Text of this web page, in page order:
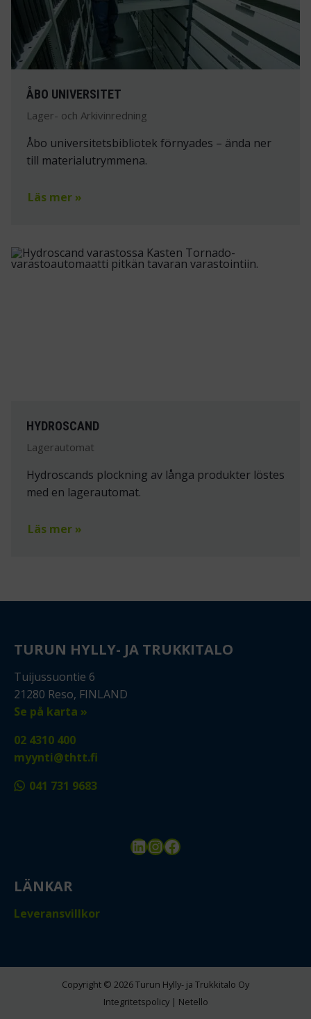
ÅBO UNIVERSITET
Lager- och Arkivinredning
Åbo universitetsbibliotek förnyades – ända ner
till materialutrymmena.
Läs mer »
HYDROSCAND
Lagerautomat
Hydroscands plockning av långa produkter löstes
med en lagerautomat.
Läs mer »
TURUN HYLLY- JA TRUKKITALO
Tuijussuontie 6
21280 Reso, FINLAND
Se på karta »
02 4310 400
myynti@thtt.fi
041 731 9683
LinkedIn
Instagram
Facebook
LÄNKAR
Leveransvillkor
Copyright © 2026 Turun Hylly- ja Trukkitalo Oy
Integritetspolicy| Netello